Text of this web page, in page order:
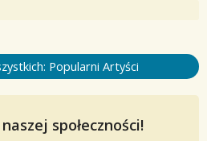
Popularni Artyści
społeczności!